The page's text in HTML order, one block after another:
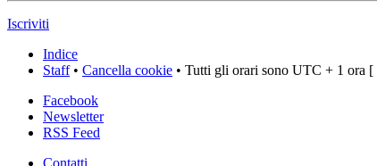
Iscriviti
Indice
Staff• Cancella cookie • Tutti gli orari sono UTC + 1 ora [
Facebook
Newsletter
RSS Feed
Contatti